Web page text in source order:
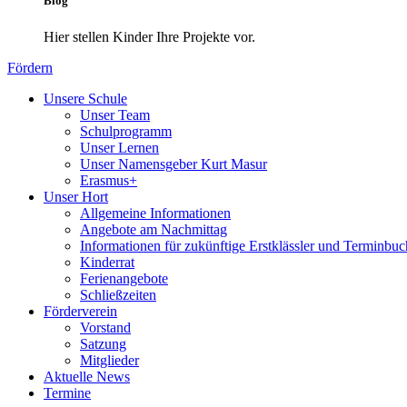
Hier stellen Kinder Ihre Projekte vor.
Fördern
Unsere Schule
Unser Team
Schulprogramm
Unser Lernen
Unser Namensgeber Kurt Masur
Erasmus+
Unser Hort
Allgemeine Informationen
Angebote am Nachmittag
Informationen für zukünftige Erstklässler und
Kinderrat
Ferienangebote
Schließzeiten
Förderverein
Vorstand
Satzung
Mitglieder
Aktuelle News
Termine